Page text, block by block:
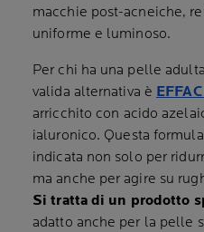
macchie post-acneiche,
uniforme e luminoso.
Per chi ha una pelle
valida alternativa è
arricchito con acido
ialuronico. Questa
indicata non solo per
ma anche per agire su
Si tratta di un prodotto
adatto anche per la pelle